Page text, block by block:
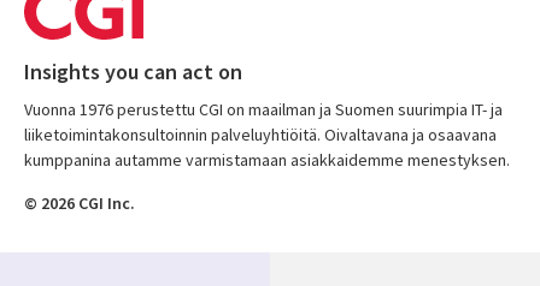
Insights you can act on
Vuonna 1976 perustettu CGI on maailman ja Suomen suurimpia IT- ja
liiketoimintakonsultoinnin palveluyhtiöitä. Oivaltavana ja osaavana
kumppanina autamme varmistamaan asiakkaidemme menestyksen.
© 2026 CGI Inc.